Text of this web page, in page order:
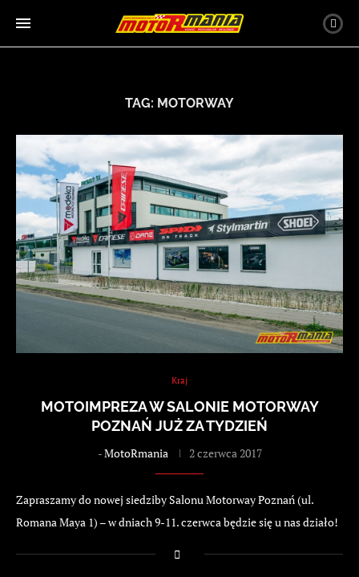
TAG: MOTORWAY
Kraj
MOTOIMPREZA W SALONIE MOTORWAY
POZNAŃ JUŻ ZA TYDZIEŃ
-MotoRmania 2 czerwca 2017
Zapraszamy do nowej siedziby Salonu Motorway Poznań (ul.
Romana Maya 1) – w dniach 9-11. czerwca będzie się u nas działo!